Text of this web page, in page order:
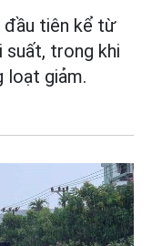
đầu tiên kể từ
suất, trong khi
loạt giảm.